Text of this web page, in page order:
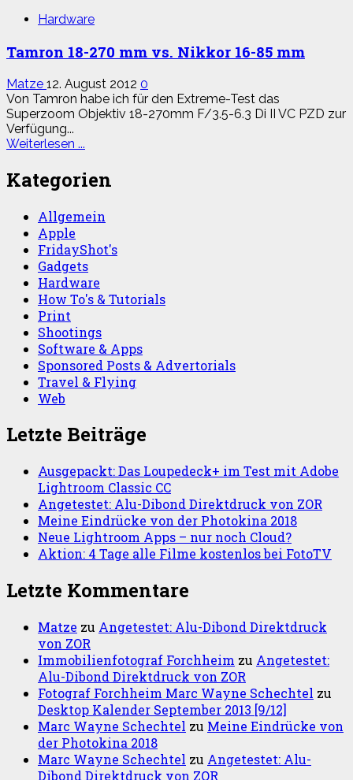
Nikkor
S
16-
85mm
3,5-
Hardware
Tamron 18-270 mm vs. Nikkor 16-85 mm
Matze 12. August 2012 0
Von Tamron habe ich für den Extreme-Test das
Superzoom Objektiv 18-270mm F/3.5-6.3 Di II VC PZD zur
Verfügung...
Weiterlesen ...
about
Tamron
270
vs.
Nikkor
16-
85
mm
Kategorien
Allgemein
Apple
FridayShot's
Gadgets
Hardware
How To's & Tutorials
Print
Shootings
Software & Apps
Sponsored Posts & Advertorials
Travel & Flying
Web
Letzte Beiträge
Ausgepackt: Das Loupedeck+ im Test mit Adobe
Lightroom Classic CC
Angetestet: Alu-Dibond Direktdruck von ZOR
Meine Eindrücke von der Photokina 2018
Neue Lightroom Apps – nur noch Cloud?
Aktion: 4 Tage alle Filme kostenlos bei FotoTV
Letzte Kommentare
Matze zu Angetestet: Alu-Dibond Direktdruck
von ZOR
Immobilienfotograf Forchheim zu Angetestet:
Alu-Dibond Direktdruck von ZOR
Fotograf Forchheim Marc Wayne Schechtel zu
Desktop Kalender September 2013 [9/12]
Marc Wayne Schechtel zu Meine Eindrücke von
der Photokina 2018
Marc Wayne Schechtel zu Angetestet: Alu-
Dibond Direktdruck von ZOR